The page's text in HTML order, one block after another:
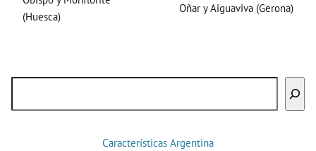
(Huesca)
Oñar y Aiguaviva (Gerona)
Características Argentina